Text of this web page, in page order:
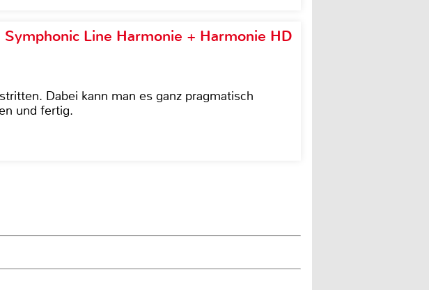
Symphonic Line Harmonie + Harmonie HD
Dabei kann man es ganz pragmatisch
und fertig.